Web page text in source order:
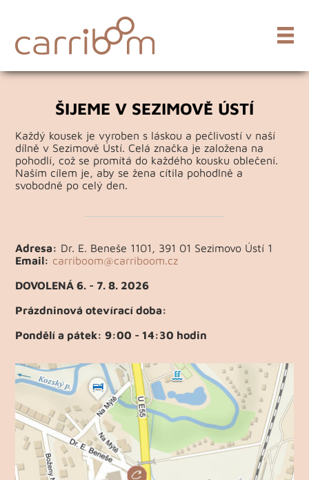
ŠIJEME V SEZIMOVĚ ÚSTÍ
Každý kousek je vyroben s láskou a pečlivostí v naší
dílně v Sezimově Ústí. Celá značka je založena na
pohodlí, což se promítá do každého kousku oblečení.
Naším cílem je, aby se žena cítila pohodlně a
svobodně po celý den.
Adresa: Dr. E. Beneše 1101, 391 01 Sezimovo Ústí 1
Email: carriboom@carriboom.cz
DOVOLENÁ 6. - 7. 8. 2026
Prázdninová otevírací doba:
Pondělí a pátek: 9:00 - 14:30 hodin